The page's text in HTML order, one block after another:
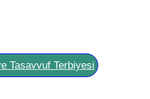
Tasavvuf Terbiyesi